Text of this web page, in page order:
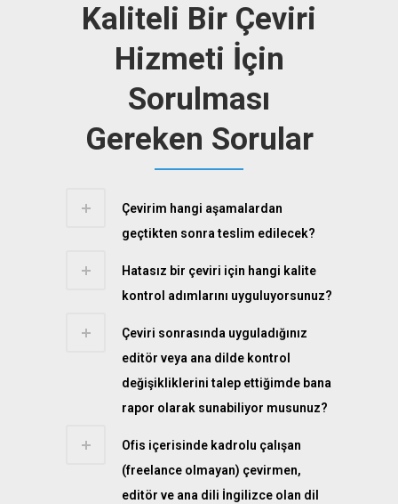
Kaliteli Bir Çeviri
Hizmeti İçin
Sorulması
Gereken Sorular
Çevirim hangi aşamalardan
geçtikten sonra teslim edilecek?
Hatasız bir çeviri için hangi kalite
kontrol adımlarını uyguluyorsunuz?
Çeviri sonrasında uyguladığınız
editör veya ana dilde kontrol
değişikliklerini talep ettiğimde bana
rapor olarak sunabiliyor musunuz?
Ofis içerisinde kadrolu çalışan
(freelance olmayan) çevirmen,
editör ve ana dili İngilizce olan dil